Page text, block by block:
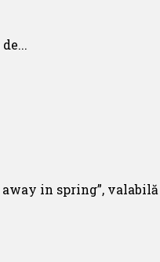
in spring”, valabilă